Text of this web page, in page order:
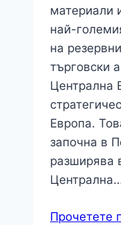
материали
най-
на
търговски
Централна
Европа.
започна в
разширява
Прочетете